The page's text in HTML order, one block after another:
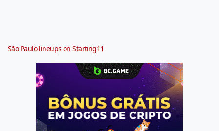
São Paulo lineups on Starting11